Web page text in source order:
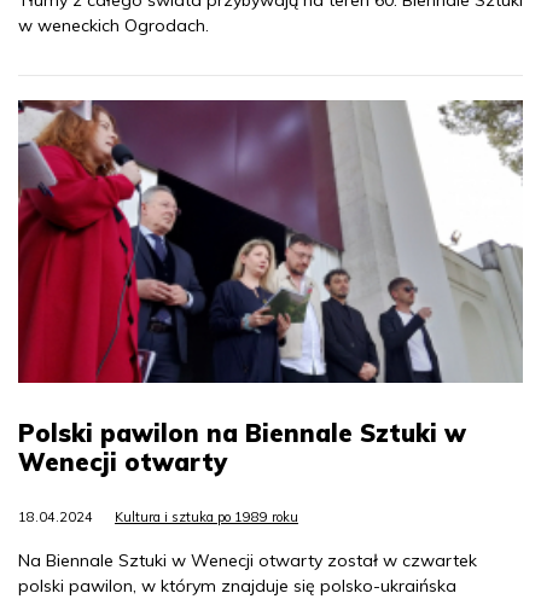
w weneckich Ogrodach.
Polski pawilon na Biennale Sztuki w
Wenecji otwarty
18.04.2024 Kultura i sztuka po 1989 roku
Na Biennale Sztuki w Wenecji otwarty został w czwartek
polski pawilon, w którym znajduje się polsko-ukraińska